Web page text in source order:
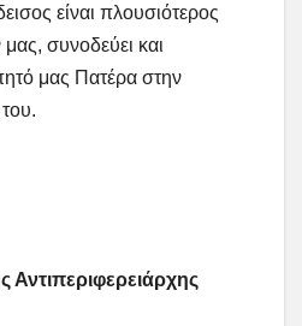
είναι πλουσιότερος
συνοδεύει και
μας Πατέρα στην
Αντιπεριφερειάρχης